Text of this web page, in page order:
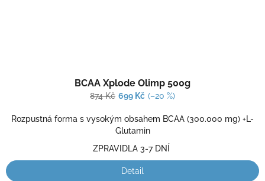
hodnocení
produktu
4,5
z
hvězdiček.
BCAA Xplode Olimp 500g
874 Kč 699 Kč (–20 %)
Rozpustná forma s vysokým obsahem BCAA (300.000 mg) +L-
Glutamin
ZPRAVIDLA 3-7 DNÍ
Detail